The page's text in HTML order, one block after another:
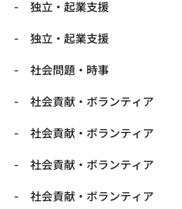
独立・起業支援
独立・起業支援
社会問題・時事
社会貢献・ボランティア
社会貢献・ボランティア
社会貢献・ボランティア
社会貢献・ボランティア